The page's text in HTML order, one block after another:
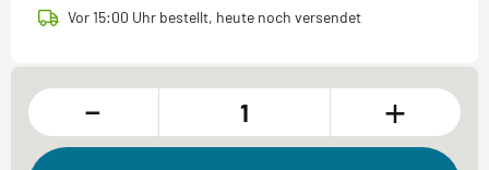
Vor 15:00 Uhr bestellt, heute noch versendet
- +